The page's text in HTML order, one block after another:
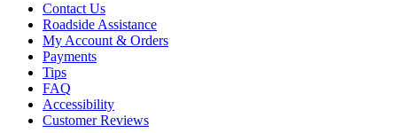
Contact Us
Roadside Assistance
My Account & Orders
Payments
Tips
FAQ
Accessibility
Customer Reviews